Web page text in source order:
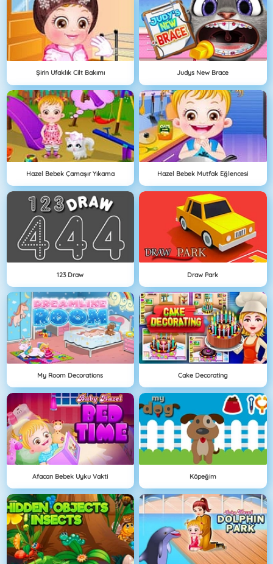
Şirin Ufaklık Cilt Bakımı Judys New Brace
Hazel Bebek Çamaşır Yıkama Hazel Bebek Mutfak Eğlencesi
123 Draw Draw Park
My Room Decorations Cake Decorating
Afacan Bebek Uyku Vakti Köpeğim